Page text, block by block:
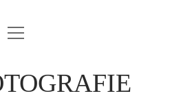
Menü
öffnen